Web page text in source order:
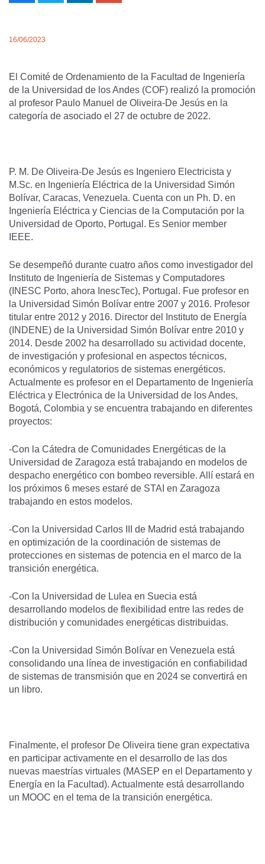
16/06/2023
El Comité de Ordenamiento de la Facultad de Ingeniería
de la Universidad de los Andes (COF) realizó la promoción
al profesor Paulo Manuel de Oliveira-De Jesús en la
categoría de asociado el 27 de octubre de 2022.
P. M. De Oliveira-De Jesús es Ingeniero Electricista y
M.Sc. en Ingeniería Eléctrica de la Universidad Simón
Bolívar, Caracas, Venezuela. Cuenta con un Ph. D. en
Ingeniería Eléctrica y Ciencias de la Computación por la
Universidad de Oporto, Portugal. Es Senior member
IEEE.
Se desempeñó durante cuatro años como investigador del
Instituto de Ingeniería de Sistemas y Computadores
(INESC Porto, ahora InescTec), Portugal. Fue profesor en
la Universidad Simón Bolívar entre 2007 y 2016. Profesor
titular entre 2012 y 2016. Director del Instituto de Energía
(INDENE) de la Universidad Simón Bolívar entre 2010 y
2014. Desde 2002 ha desarrollado su actividad docente,
de investigación y profesional en aspectos técnicos,
económicos y regulatorios de sistemas energéticos.
Actualmente es profesor en el Departamento de Ingeniería
Eléctrica y Electrónica de la Universidad de los Andes,
Bogotá, Colombia y se encuentra trabajando en diferentes
proyectos:
-Con la Cátedra de Comunidades Energéticas de la
Universidad de Zaragoza está trabajando en modelos de
despacho energético con bombeo reversible. Allí estará en
los próximos 6 meses estaré de STAI en Zaragoza
trabajando en estos modelos.
-Con la Universidad Carlos III de Madrid está trabajando
en optimización de la coordinación de sistemas de
protecciones en sistemas de potencia en el marco de la
transición energética.
-Con la Universidad de Lulea en Suecia está
desarrollando modelos de flexibilidad entre las redes de
distribución y comunidades energéticas distribuidas.
-Con la Universidad Simón Bolívar en Venezuela está
consolidando una línea de investigación en confiabilidad
de sistemas de transmisión que en 2024 se convertirá en
un libro.
Finalmente, el profesor De Oliveira tiene gran expectativa
en participar activamente en el desarrollo de las dos
nuevas maestrías virtuales (MASEP en el Departamento y
Energía en la Facultad). Actualmente está desarrollando
un MOOC en el tema de la transición energética.